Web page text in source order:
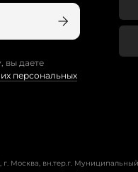
вы даете
персональных
г. Москва, вн.тер.г. Муниципальный